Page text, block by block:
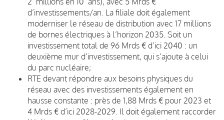
d’investissements/an. La filiale doit également
moderniser le réseau de distribution avec 17 millions
de bornes électriques à l’horizon 2035. Soit un
investissement total de 96 Mrds € d’ici 2040 : un
deuxième mur d’investissement, qui s’ajoute à celui
du parc nucléaire;
RTE devant répondre aux besoins physiques du
réseau avec des investissements également en
hausse constante : près de 1,88 Mrds € pour 2023 et
4 Mrds € d’ici 2028-2029. Il doit également raccorder